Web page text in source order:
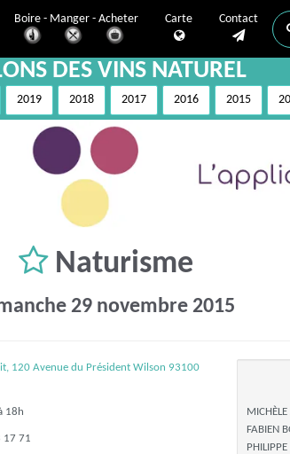
Boire - Manger - Acheter Carte Contact
DES VINS NATUREL
2019 2018 2017 2016 2015
Naturisme
29 novembre 2015
120 Avenue du Président Wilson 93100
18h
71
FABIEN